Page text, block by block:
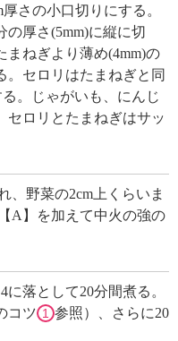
さの小口切りにする。
厚さ(5mm)に縦に切
まねぎより薄め(4mm)の
。セロリはたまねぎと同
。じゃがいも、にんじ
セロリとたまねぎはサッ
、野菜の2cm上くらいま
A】を加えて中火の強の
落として20分間煮る。
コツ 1 参照）、さらに20